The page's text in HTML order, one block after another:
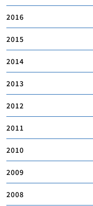
2016
2015
2014
2013
2012
2011
2010
2009
2008